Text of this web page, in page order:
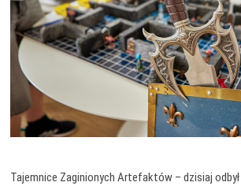
Tajemnice Zaginionych Artefaktów – dzisiaj odbył